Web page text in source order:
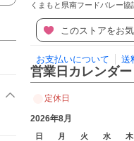
くまもと県南フードバレー
このストアをお
お支払いについて 送
営業日カレンダー
定休日
2026年8月
日 月 火 水 木